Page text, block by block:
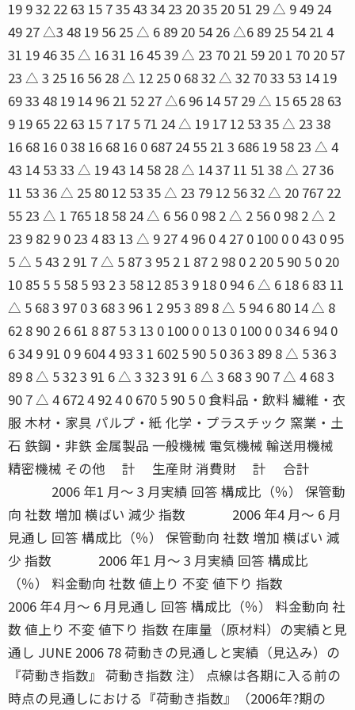
19 9 32 22 63 15 7 35 43 34 23 20 35 20 51 29 △ 9 49 24
49 27 △3 48 19 56 25 △ 6 89 20 54 26 △6 89 25 54 21 4
31 19 46 35 △ 16 31 16 45 39 △ 23 70 21 59 20 1 70 20 57
23 △ 3 25 16 56 28 △ 12 25 0 68 32 △ 32 70 33 53 14 19
69 33 48 19 14 96 21 52 27 △6 96 14 57 29 △ 15 65 28 63
9 19 65 22 63 15 7 17 5 71 24 △ 19 17 12 53 35 △ 23 38
16 68 16 0 38 16 68 16 0 687 24 55 21 3 686 19 58 23 △ 4
43 14 53 33 △ 19 43 14 58 28 △ 14 37 11 51 38 △ 27 36
11 53 36 △ 25 80 12 53 35 △ 23 79 12 56 32 △ 20 767 22
55 23 △ 1 765 18 58 24 △ 6 56 0 98 2 △ 2 56 0 98 2 △ 2
23 9 82 9 0 23 4 83 13 △ 9 27 4 96 0 4 27 0 100 0 0 43 0 95
5 △ 5 43 2 91 7 △ 5 87 3 95 2 1 87 2 98 0 2 20 5 90 5 0 20
10 85 5 5 58 5 93 2 3 58 12 85 3 9 18 0 94 6 △ 6 18 6 83 11
△ 5 68 3 97 0 3 68 3 96 1 2 95 3 89 8 △ 5 94 6 80 14 △ 8
62 8 90 2 6 61 8 87 5 3 13 0 100 0 0 13 0 100 0 0 34 6 94 0
6 34 9 91 0 9 604 4 93 3 1 602 5 90 5 0 36 3 89 8 △ 5 36 3
89 8 △ 5 32 3 91 6 △ 3 32 3 91 6 △ 3 68 3 90 7 △ 4 68 3
90 7 △ 4 672 4 92 4 0 670 5 90 5 0 食料品・飲料 繊維・衣
服 木材・家具 パルプ・紙 化学・プラスチック 窯業・土
石 鉄鋼・非鉄 金属製品 一般機械 電気機械 輸送用機械
精密機械 その他 計 生産財 消費財 計 合計
2006 年1 月〜 3 月実績 回答 構成比（％） 保管動
向 社数 増加 横ばい 減少 指数 2006 年4 月〜 6 月
見通し 回答 構成比（％） 保管動向 社数 増加 横ばい 減
少 指数 2006 年1 月〜 3 月実績 回答 構成比
（％） 料金動向 社数 値上り 不変 値下り 指数
2006 年4 月〜 6 月見通し 回答 構成比（％） 料金動向 社
数 値上り 不変 値下り 指数 在庫量（原材料）の実績と見
通し JUNE 2006 78 荷動きの見通しと実績（見込み）の
『荷動き指数』 荷動き指数 注） 点線は各期に入る前の
時点の見通しにおける『荷動き指数』（2006年?期の